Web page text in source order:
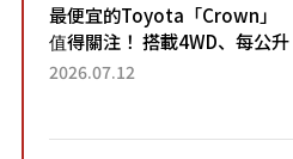
最便宜的Toyota「Crown」
值得關注！ 搭載4WD、每公升
22.4公里低油耗表現超亮眼！
2026.07.12